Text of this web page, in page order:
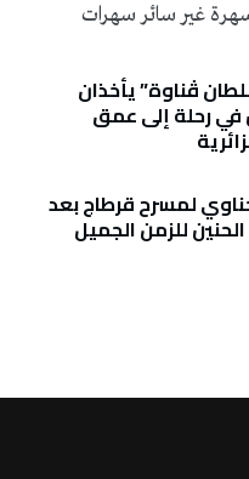
سهرة الخميس 6 اوت 2026 سهرة غير سائر سهرات
ڤناوة” يأخذان
في رحلة إلى عمق
لمسرح قرطاج بعد